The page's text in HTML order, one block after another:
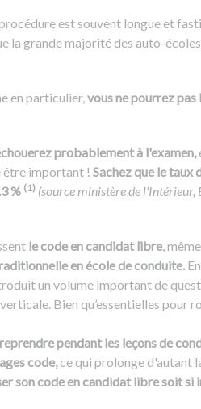
est souvent longue et
la grande majorité des auto-
en particulier,vous ne pourrez
probablement à l'examen,
être important ! Sachez que le taux
% (1) (source ministère de l'Intérieur,
le code en candidat libre,
en école de conduite.
un volume important de
Bien qu’essentielles pour
reprendre pendant les leçons de
code,ce qui prolonge d'autant
son code en candidat libre soit